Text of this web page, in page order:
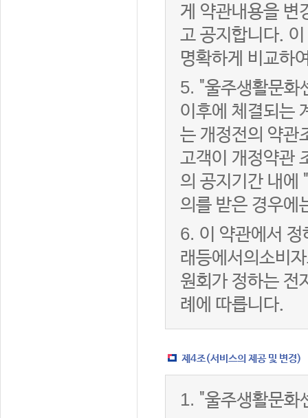
게 약관내용을 변
고 공지합니다.
명확하게 비교하
5. "울주생활문화
이후에 체결되는
는 개정전의 약관
고객이 개정약관
의 공지기간 내에
의를 받은 경우에
6. 이 약관에서
래등에서의소비
원회가 정하는 전
례에 따릅니다.
제4조(서비스의 제공 및 변경)
1. "울주생활문화